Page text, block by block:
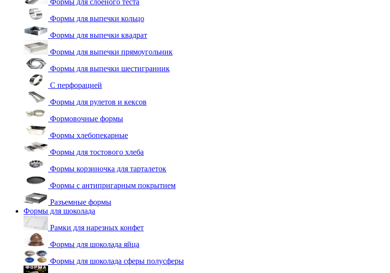
Формы для слоеного теста
Формы для выпечки кольцо
Формы для выпечки квадрат
Формы для выпечки прямоугольник
Формы для выпечки шестигранник
С перфорацией
Формы для рулетов и кексов
Формовочные формы
Формы хлебопекарные
Формы для тостового хлеба
Формы корзиночка для тарталеток
Формы с антипригарным покрытием
Разъемные формы
Формы для шоколада
Рамки для нарезных конфет
Формы для шоколада яйца
Формы для шоколада сферы полусферы